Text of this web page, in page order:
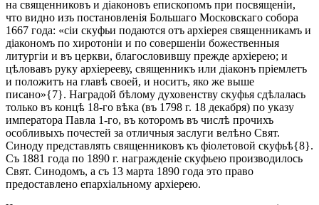
на священниковъ и діаконовъ епископомъ при посвященіи,
что видно изъ постановленія Большаго Московскаго собора
1667 года: «сіи скуфьи подаются отъ архіерея священникамъ и
діакономъ по хиротоніи и по совершеніи божественныя
литургіи и въ церкви, благословившу прежде архіерею; и
цѣловавъ руку архіерееву, священникъ или діаконъ пріемлетъ
и положитъ на главѣ своей, и носитъ, яко же выше
писано»{7}. Наградой бѣлому духовенству скуфья сдѣлалась
только въ концѣ 18-го вѣка (въ 1798 г. 18 декабря) по указу
императора Павла 1-го, въ которомъ въ числѣ прочихъ
особливыхъ почестей за отличныя заслуги велѣно Свят.
Синоду представлять священниковъ къ фіолетовой скуфьѣ{8}.
Съ 1881 года по 1890 г. награжденіе скуфьею производилось
Свят. Синодомъ, а съ 13 марта 1890 года это право
предоставлено епархіальному архіерею.